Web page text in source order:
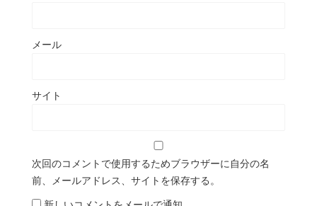
メール
サイト
次回のコメントで使用するためブラウザーに自分の名
前、メールアドレス、サイトを保存する。